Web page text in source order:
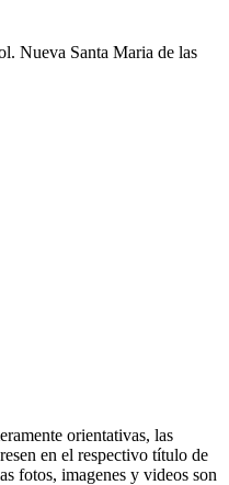
Nueva Santa Maria de las
orientativas, las
en el respectivo título de
fotos, imagenes y videos son